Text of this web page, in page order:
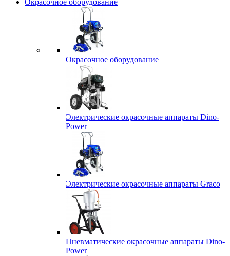
Окрасочное оборудование
Окрасочное оборудование
Электрические окрасочные аппараты Dino-
Power
Электрические окрасочные аппараты Graco
Пневматические окрасочные аппараты Dino-
Power